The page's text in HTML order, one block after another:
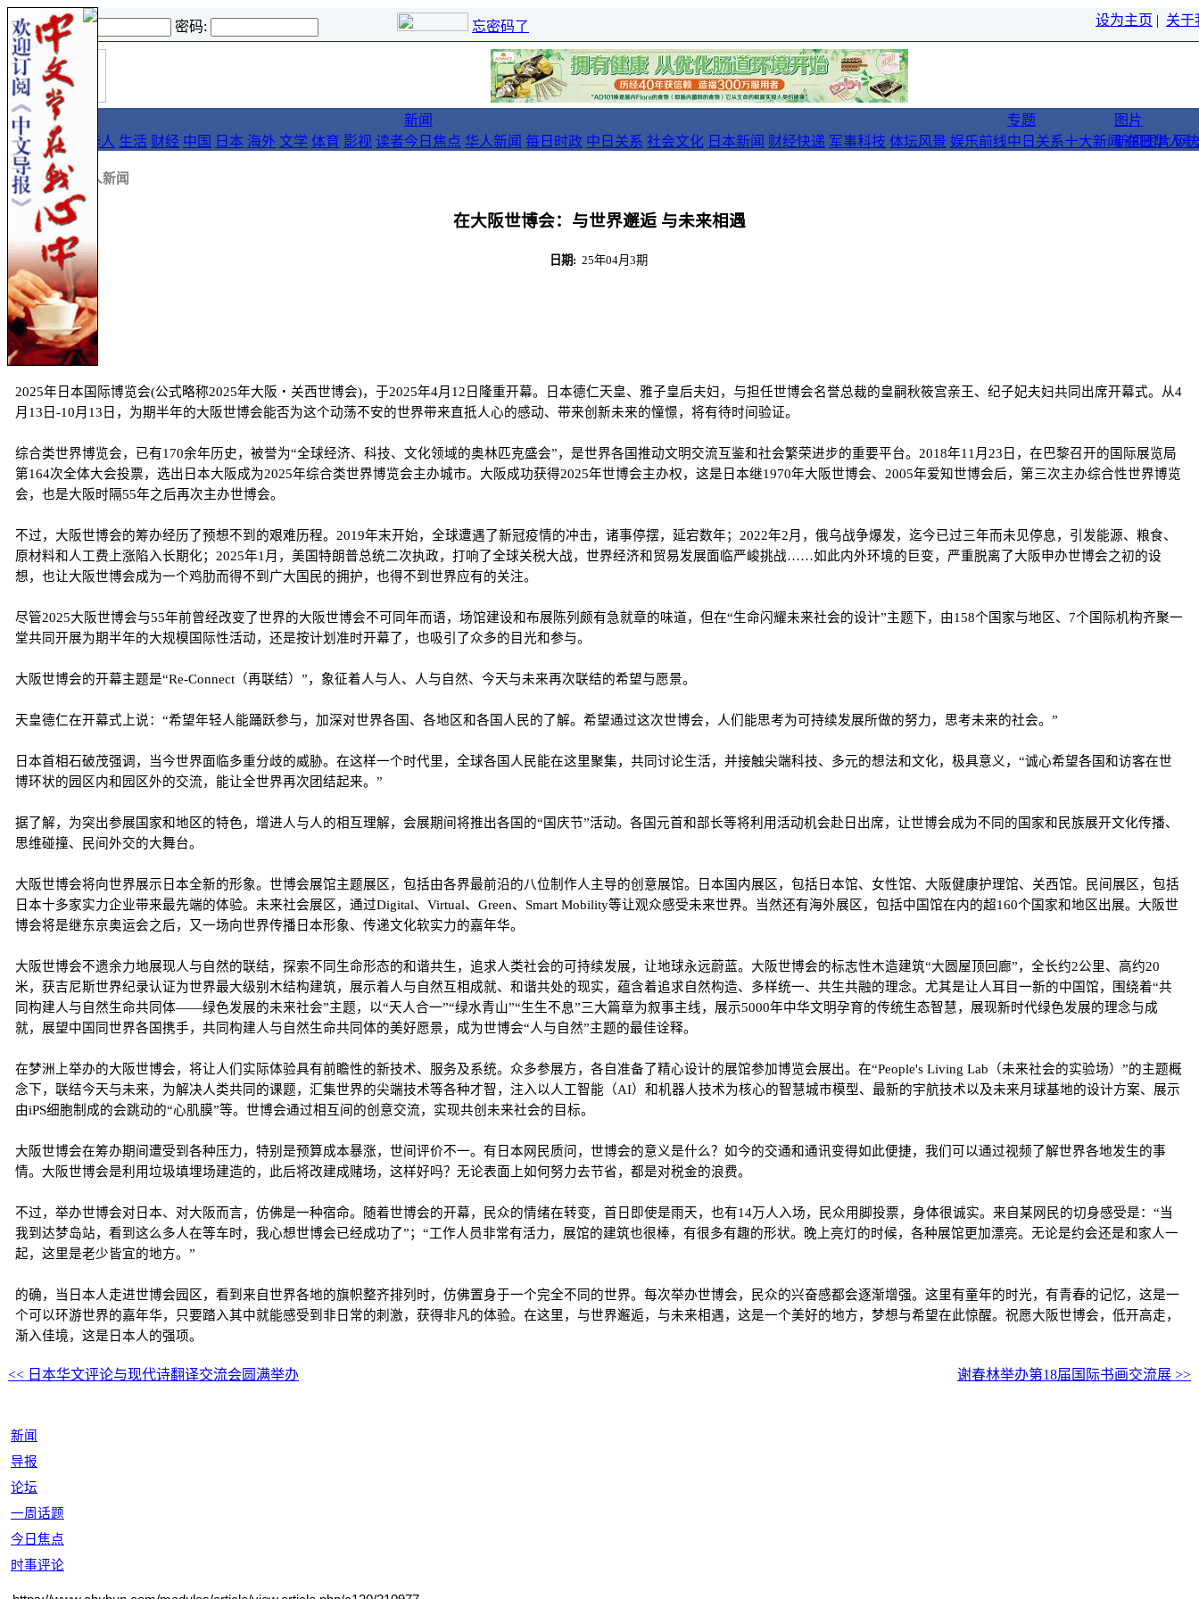
登录名: 密码: 忘密码了 设为主页 | 关于
首
页
导报
要闻 论坛 华人 生活 财经 中国 日本 海外 文学 体育 影视 读者
新闻
今日焦点 华人新闻 每日时政 中日关系 社会文化 日本新闻 财经快递 军事科技 体坛风景 娱乐前线
专题
中日关系十大新闻 在日华人
图片
新闻图片 网
::新闻:: 华人新闻
在大阪世博会：与世界邂逅 与未来相遇
日期: 25年04月3期
中文导报 社论
作者：申文
2025年日本国际博览会(公式略称2025年大阪・关西世博会)，于2025年4月12日隆重开幕。日本德仁天皇、雅子皇后夫妇，与担任世博会名誉总裁的皇嗣秋筱宫亲王、纪子妃夫妇共同出席开幕式。从4
月13日-10月13日，为期半年的大阪世博会能否为这个动荡不安的世界带来直抵人心的感动、带来创新未来的憧憬，将有待时间验证。
综合类世界博览会，已有170余年历史，被誉为“全球经济、科技、文化领域的奥林匹克盛会”，是世界各国推动文明交流互鉴和社会繁荣进步的重要平台。2018年11月23日，在巴黎召开的国际展览局
第164次全体大会投票，选出日本大阪成为2025年综合类世界博览会主办城市。大阪成功获得2025年世博会主办权，这是日本继1970年大阪世博会、2005年爱知世博会后，第三次主办综合性世界博览
会，也是大阪时隔55年之后再次主办世博会。
不过，大阪世博会的筹办经历了预想不到的艰难历程。2019年末开始，全球遭遇了新冠疫情的冲击，诸事停摆，延宕数年；2022年2月，俄乌战争爆发，迄今已过三年而未见停息，引发能源、粮食、
原材料和人工费上涨陷入长期化；2025年1月，美国特朗普总统二次执政，打响了全球关税大战，世界经济和贸易发展面临严峻挑战……如此内外环境的巨变，严重脱离了大阪申办世博会之初的设
想，也让大阪世博会成为一个鸡肋而得不到广大国民的拥护，也得不到世界应有的关注。
尽管2025大阪世博会与55年前曾经改变了世界的大阪世博会不可同年而语，场馆建设和布展陈列颇有急就章的味道，但在“生命闪耀未来社会的设计”主题下，由158个国家与地区、7个国际机构齐聚一
堂共同开展为期半年的大规模国际性活动，还是按计划准时开幕了，也吸引了众多的目光和参与。
大阪世博会的开幕主题是“Re-Connect（再联结）”，象征着人与人、人与自然、今天与未来再次联结的希望与愿景。
天皇德仁在开幕式上说：“希望年轻人能踊跃参与，加深对世界各国、各地区和各国人民的了解。希望通过这次世博会，人们能思考为可持续发展所做的努力，思考未来的社会。”
日本首相石破茂强调，当今世界面临多重分歧的威胁。在这样一个时代里，全球各国人民能在这里聚集，共同讨论生活，并接触尖端科技、多元的想法和文化，极具意义，“诚心希望各国和访客在世
博环状的园区内和园区外的交流，能让全世界再次团结起来。”
据了解，为突出参展国家和地区的特色，增进人与人的相互理解，会展期间将推出各国的“国庆节”活动。各国元首和部长等将利用活动机会赴日出席，让世博会成为不同的国家和民族展开文化传播、
思维碰撞、民间外交的大舞台。
大阪世博会将向世界展示日本全新的形象。世博会展馆主题展区，包括由各界最前沿的八位制作人主导的创意展馆。日本国内展区，包括日本馆、女性馆、大阪健康护理馆、关西馆。民间展区，包括
日本十多家实力企业带来最先端的体验。未来社会展区，通过Digital、Virtual、Green、Smart Mobility等让观众感受未来世界。当然还有海外展区，包括中国馆在内的超160个国家和地区出展。大阪世
博会将是继东京奥运会之后，又一场向世界传播日本形象、传递文化软实力的嘉年华。
大阪世博会不遗余力地展现人与自然的联结，探索不同生命形态的和谐共生，追求人类社会的可持续发展，让地球永远蔚蓝。大阪世博会的标志性木造建筑“大圆屋顶回廊”，全长约2公里、高约20
米，获吉尼斯世界纪录认证为世界最大级别木结构建筑，展示着人与自然互相成就、和谐共处的现实，蕴含着追求自然构造、多样统一、共生共融的理念。尤其是让人耳目一新的中国馆，围绕着“共
同构建人与自然生命共同体——绿色发展的未来社会”主题，以“天人合一”“绿水青山”“生生不息”三大篇章为叙事主线，展示5000年中华文明孕育的传统生态智慧，展现新时代绿色发展的理念与成
就，展望中国同世界各国携手，共同构建人与自然生命共同体的美好愿景，成为世博会“人与自然”主题的最佳诠释。
在梦洲上举办的大阪世博会，将让人们实际体验具有前瞻性的新技术、服务及系统。众多参展方，各自准备了精心设计的展馆参加博览会展出。在“People's Living Lab（未来社会的实验场）”的主题概
念下，联结今天与未来，为解决人类共同的课题，汇集世界的尖端技术等各种才智，注入以人工智能（AI）和机器人技术为核心的智慧城市模型、最新的宇航技术以及未来月球基地的设计方案、展示
由iPS细胞制成的会跳动的“心肌膜”等。世博会通过相互间的创意交流，实现共创未来社会的目标。
大阪世博会在筹办期间遭受到各种压力，特别是预算成本暴涨，世间评价不一。有日本网民质问，世博会的意义是什么？如今的交通和通讯变得如此便捷，我们可以通过视频了解世界各地发生的事
情。大阪世博会是利用垃圾填埋场建造的，此后将改建成赌场，这样好吗？无论表面上如何努力去节省，都是对税金的浪费。
不过，举办世博会对日本、对大阪而言，仿佛是一种宿命。随着世博会的开幕，民众的情绪在转变，首日即使是雨天，也有14万人入场，民众用脚投票，身体很诚实。来自某网民的切身感受是：“当
我到达梦岛站，看到这么多人在等车时，我心想世博会已经成功了”；“工作人员非常有活力，展馆的建筑也很棒，有很多有趣的形状。晚上亮灯的时候，各种展馆更加漂亮。无论是约会还是和家人一
起，这里是老少皆宜的地方。”
的确，当日本人走进世博会园区，看到来自世界各地的旗帜整齐排列时，仿佛置身于一个完全不同的世界。每次举办世博会，民众的兴奋感都会逐渐增强。这里有童年的时光，有青春的记忆，这是一
个可以环游世界的嘉年华，只要踏入其中就能感受到非日常的刺激，获得非凡的体验。在这里，与世界邂逅，与未来相遇，这是一个美好的地方，梦想与希望在此惊醒。祝愿大阪世博会，低开高走，
渐入佳境，这是日本人的强项。
<< 日本华文评论与现代诗翻译交流会圆满举办 谢春林举办第18届国际书画交流展 >>
新闻
导报
论坛
一周话题
今日焦点
时事评论